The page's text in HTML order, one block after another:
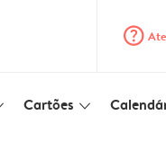
question_mark_circle
Cartões slim_arrow_down